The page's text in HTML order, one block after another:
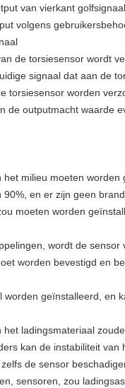
van vierkant
volgens
de torsiesensor wordt
signaal dat aan de
torsiesensor worden
de outputmacht waarde
het milieu moeten
en er zijn geen
moeten worden
wordt de
worden bevestigd en
geïnstalleerd, en
ladingsmateriaal
kan de instabiliteit
de sensor
sensoren, zou